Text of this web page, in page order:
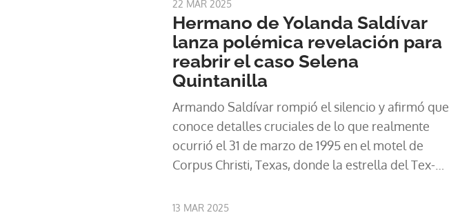
22 MAR 2025
Hermano de Yolanda Saldívar
lanza polémica revelación para
reabrir el caso Selena
Quintanilla
Armando Saldívar rompió el silencio y afirmó que
conoce detalles cruciales de lo que realmente
ocurrió el 31 de marzo de 1995 en el motel de
Corpus Christi, Texas, donde la estrella del Tex-
13 MAR 2025